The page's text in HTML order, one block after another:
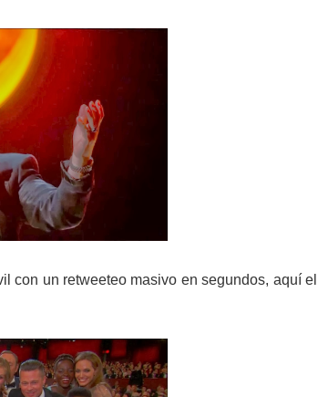
con un retweeteo masivo en segundos, aquí el